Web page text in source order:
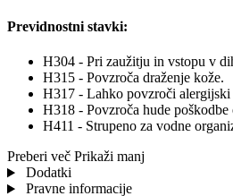
Previdnostni stavki:
H304 - Pri zaužitju in vstopu v
H315 - Povzroča draženje kože.
H317 - Lahko povzroči alergijski
H318 - Povzroča hude poškodbe
H411 - Strupeno za vodne
Preberi več Prikaži manj
Dodatki
Pravne informacije